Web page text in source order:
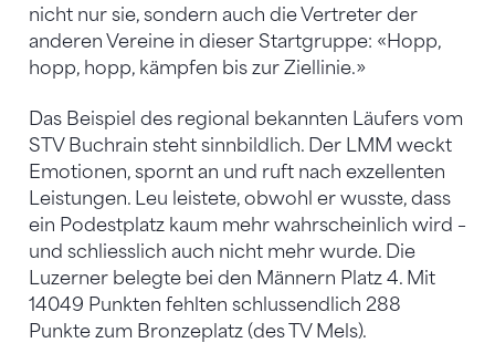
nicht nur sie, sondern auch die Vertreter der
anderen Vereine in dieser Startgruppe: «Hopp,
hopp, hopp, kämpfen bis zur Ziellinie.»
Das Beispiel des regional bekannten Läufers vom
STV Buchrain steht sinnbildlich. Der LMM weckt
Emotionen, spornt an und ruft nach exzellenten
Leistungen. Leu leistete, obwohl er wusste, dass
ein Podestplatz kaum mehr wahrscheinlich wird –
und schliesslich auch nicht mehr wurde. Die
Luzerner belegte bei den Männern Platz 4. Mit
14049 Punkten fehlten schlussendlich 288
Punkte zum Bronzeplatz (des TV Mels).